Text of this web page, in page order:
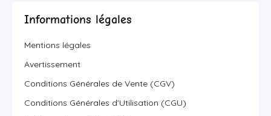
Informations légales
Mentions légales
Avertissement
Conditions Générales de Vente (CGV)
Conditions Générales d'Utilisation (CGU)